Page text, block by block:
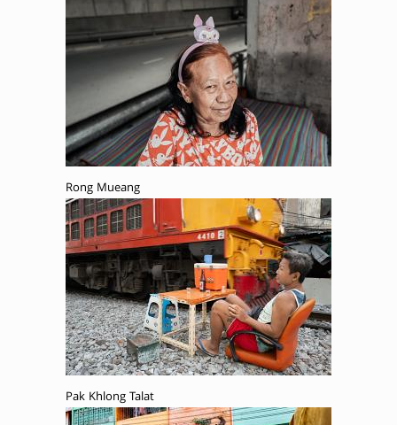
Rong Mueang
Pak Khlong Talat